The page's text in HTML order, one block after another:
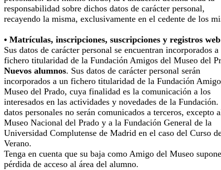
responsabilidad sobre dichos datos de carácter personal,
recayendo la misma, exclusivamente en el cedente de los
• Matrículas, inscripciones, suscripciones y registros web
Sus datos de carácter personal se encuentran incorporados a
fichero titularidad de la Fundación Amigos del Museo del
Nuevos alumnos. Sus datos de carácter personal serán
incorporados a un fichero titularidad de la Fundación
Museo del Prado, cuya finalidad es la comunicación a los
interesados en las actividades y novedades de la Fundación.
datos personales no serán comunicados a terceros, excepto
Museo Nacional del Prado y a la Fundación General de la
Universidad Complutense de Madrid en el caso del Curso
Verano.
Tenga en cuenta que su baja como Amigo del Museo
pérdida de acceso al área del alumno.